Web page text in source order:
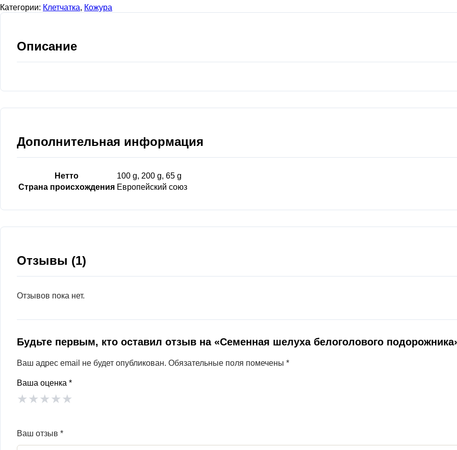
Категории: Клетчатка, Кожура
Описание
Дополнительная информация
Нетто
100 g, 200 g, 65 g
Страна происхождения Европейский союз
Отзывы (1)
Отзывов пока нет.
Будьте первым, кто оставил отзыв на «Семенная шелуха белоголового
Ваш адрес email не будет опубликован. Обязательные поля помечены *
Ваша оценка *
★★★★★
Ваш отзыв *